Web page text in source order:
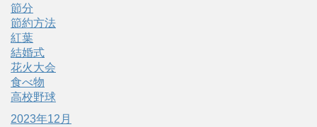
節分
節約方法
紅葉
結婚式
花火大会
食べ物
高校野球
2023年12月